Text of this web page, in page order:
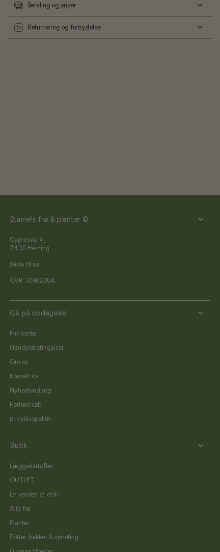
Betaling og priser
Returnering og fortrydelse
Bjarne's frø & planter ©
Cypresvej 4,
7400 Herning
Skriv til os
CVR: 30982304
Gå på opdagelse
Min konto
Handelsbetingelser
Om os
Kontakt os
Nyhedsindlæg
Fortrød køb
privatlivspolitik
Butik
Læggekartofler
OUTLET
En verden af chili
Alle frø
Planter
Potter, bakker & spireting